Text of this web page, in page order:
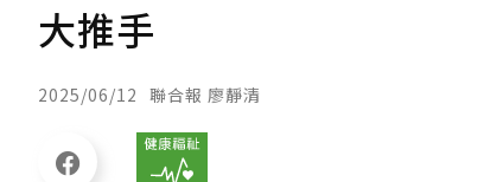
大推手
2025/06/12 聯合報 廖靜清